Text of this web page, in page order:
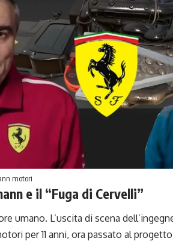
motori
e il “Fuga di Cervelli”
umano. L’uscita di scena
per 11 anni, ora passato al